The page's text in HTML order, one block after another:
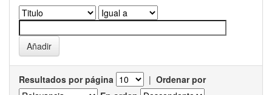
Resultados por página | Ordenar por